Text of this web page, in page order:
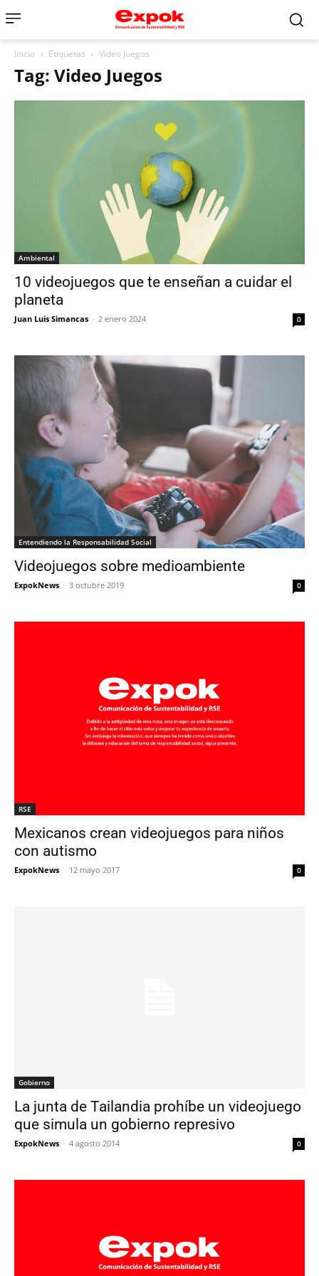
Inicio Etiquetas Video Juegos
Tag: Video Juegos
Ambiental
10 videojuegos que te enseñan a cuidar el
planeta
Juan Luis Simancas - 2 enero 2024 0
Entendiendo la Responsabilidad Social
Videojuegos sobre medioambiente
ExpokNews - 3 octubre 2019 0
RSE
Mexicanos crean videojuegos para niños
con autismo
ExpokNews - 12 mayo 2017 0
Gobierno
La junta de Tailandia prohíbe un videojuego
que simula un gobierno represivo
ExpokNews - 4 agosto 2014 0